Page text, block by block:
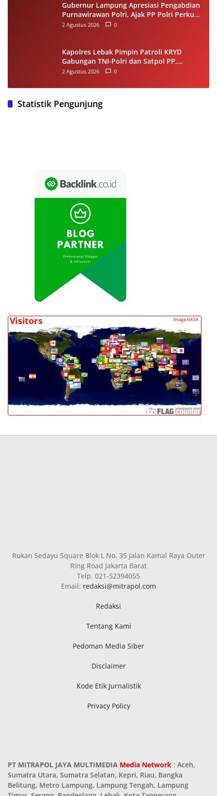
Gubernur Lampung Apresiasi Pengabdian
Purnawirawan Polri, Ajak PP Polri Perkuat
Stabilitas dan Dukung Pembangunan
2 Agustus 2026 0
Kapolres Lebak Pimpin Patroli KRYD
Gabungan TNI-Polri dan Satpol PP,
Antisipasi Curanmor hingga Balap Liar
2 Agustus 2026 0
Statistik Pengunjung
Rukan Sedayu Square Blok L No. 35 Jalan Kamal Raya Outer
Ring Road Jakarta Barat
Telp. 021-52394055
Email: redaksi@mitrapol.com
Redaksi
Tentang Kami
Pedoman Media Siber
Disclaimer
Kode Etik Jurnalistik
Privacy Policy
PT MITRAPOL JAYA MULTIMEDIA Media Network : Aceh,
Sumatra Utara, Sumatra Selatan, Kepri, Riau, Bangka
Belitung, Metro Lampung, Lampung Tengah, Lampung